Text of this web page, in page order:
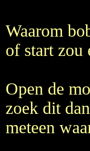
Waarom
of start zou
Open de
zoek dit
meteen